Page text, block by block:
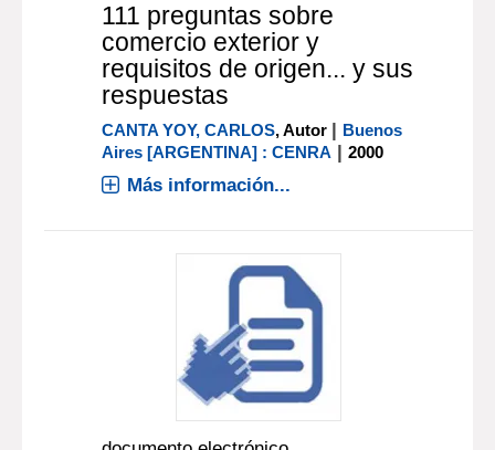
111 preguntas sobre
comercio exterior y
requisitos de origen... y sus
respuestas
CANTA YOY, CARLOS, Autor | Buenos
Aires [ARGENTINA] : CENRA |2000
Más información...